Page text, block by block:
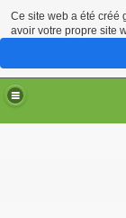
Ce site web a été créé
avoir votre propre site